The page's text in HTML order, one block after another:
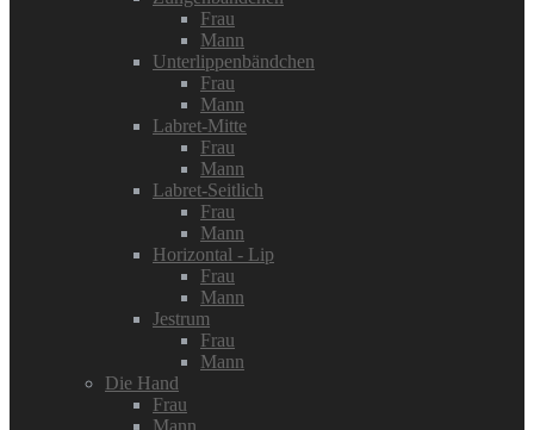
Frau
Mann
Unterlippenbändchen
Frau
Mann
Labret-Mitte
Frau
Mann
Labret-Seitlich
Frau
Mann
Horizontal - Lip
Frau
Mann
Jestrum
Frau
Mann
Die Hand
Frau
Mann